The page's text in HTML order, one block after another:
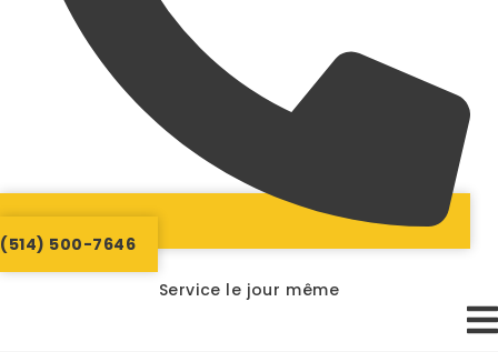
(514) 500-7646
Service le jour même